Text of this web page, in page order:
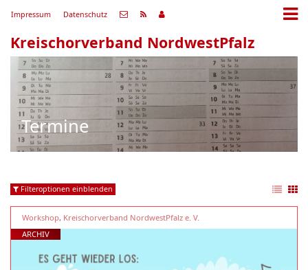
Impressum Datenschutz
Kreischorverband NordwestPfalz
Termine
Filteroptionen einblenden
Workshop, Kreischorverband NordwestPfalz e. V.
ARCHIV